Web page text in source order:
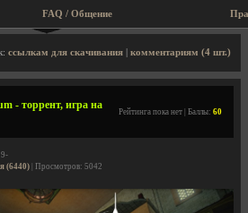
FAQ / Общение
торрент, скриншоты, видео
ссылкам для скачивания комментариям (4 шт.)
- торрент, игра на
Рейтинга пока нет | Баллы: 60
(6440) | Просмотров: 5042